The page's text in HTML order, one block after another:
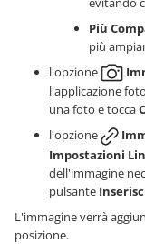
Più
più
l'opzione
l'applicazione
una foto e tocca
l'opzione
Impostazioni
dell'immagine
pulsante
L'immagine verrà
posizione.